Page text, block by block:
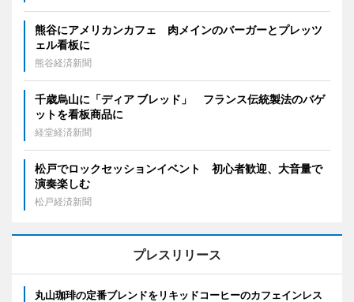
熊谷にアメリカンカフェ 肉メインのバーガーとプレッツ
ェル看板に
熊谷経済新聞
千歳烏山に「ディア ブレッド」 フランス伝統製法のバゲ
ットを看板商品に
経堂経済新聞
松戸でロックセッションイベント 初心者歓迎、大音量で
演奏楽しむ
松戸経済新聞
プレスリリース
丸山珈琲の定番ブレンドをリキッドコーヒーのカフェインレス